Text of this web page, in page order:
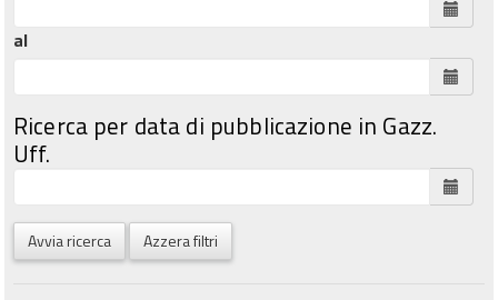
al
Ricerca per data di pubblicazione in Gazz.
Uff.
Avvia ricerca Azzera filtri